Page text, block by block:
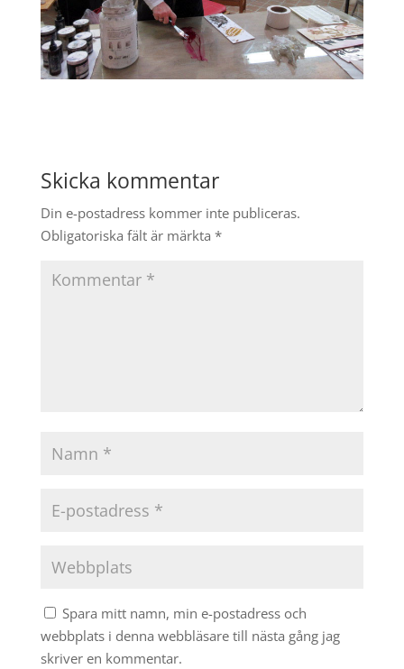
Skicka kommentar
Din e-postadress kommer inte publiceras.
Obligatoriska fält är märkta *
Spara mitt namn, min e-postadress och
webbplats i denna webbläsare till nästa gång jag
skriver en kommentar.